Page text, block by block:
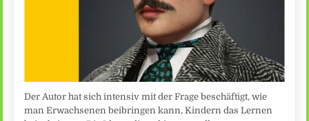
Der Autor hat sich intensiv mit der Frage beschäftigt, wie
man Erwachsenen beibringen kann, Kindern das Lernen